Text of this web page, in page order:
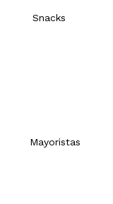
Snacks
Mayoristas